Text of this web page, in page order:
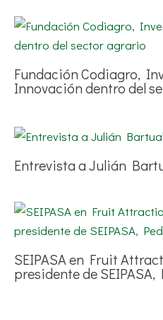
Fundación Codiagro,
Innovación dentro del
Entrevista a Julián
SEIPASA en Fruit
presidente de